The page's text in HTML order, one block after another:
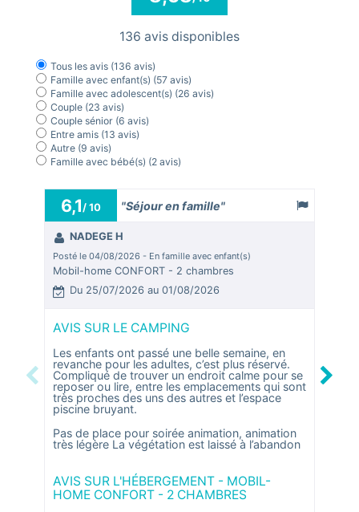
136 avis disponibles
Tous les avis (136 avis)
Famille avec enfant(s) (57 avis)
Famille avec adolescent(s) (26 avis)
Couple (23 avis)
Couple sénior (6 avis)
Entre amis (13 avis)
Autre (9 avis)
Famille avec bébé(s) (2 avis)
Previous
6,1/ 10 "Séjour en famille"
NADEGE H
Posté le 04/08/2026 - En famille avec enfant(s)
Mobil-home CONFORT - 2 chambres
Du 25/07/2026 au 01/08/2026
AVIS SUR LE CAMPING
Les enfants ont passé une belle semaine, en
revanche pour les adultes, c’est plus réservé.
Compliqué de trouver un endroit calme pour se
reposer ou lire, entre les emplacements qui sont
très proches des uns des autres et l’espace
piscine bruyant.
Pas de place pour soirée animation, animation
très légère La végétation est laissé à l’abandon
AVIS SUR L'HÉBERGEMENT - MOBIL-
HOME CONFORT - 2 CHAMBRES
visiter
Next